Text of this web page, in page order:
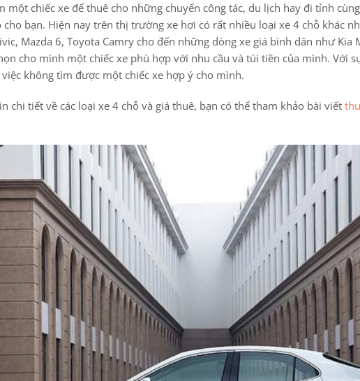
một chiếc xe để thuê cho những chuyến công tác, du lịch hay đi tỉnh
bạn. Hiện nay trên thị trường xe hơi có rất nhiều loại xe 4 chỗ khác
Mazda 6, Toyota Camry cho đến những dòng xe giá bình dân như Kia
cho mình một chiếc xe phù hợp với nhu cầu và túi tiền của mình. Với
không tìm được một chiếc xe hợp ý cho mình.
chi tiết về các loại xe 4 chỗ và giá thuê, bạn có thể tham khảo bài viết